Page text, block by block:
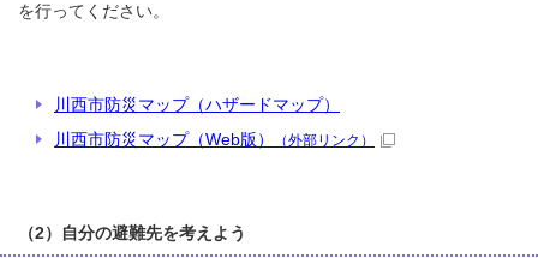
を行ってください。
川西市防災マップ（ハザードマップ）
川西市防災マップ（Web版）
（外部リンク）
（2）自分の避難先を考えよう